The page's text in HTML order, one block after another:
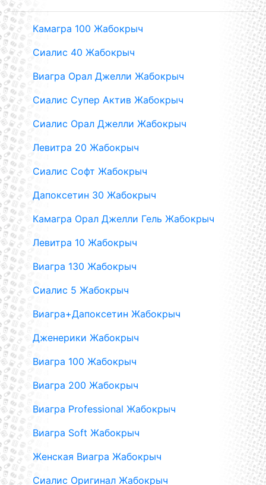
Камагра 100 Жабокрыч
Сиалис 40 Жабокрыч
Виагра Орал Джелли Жабокрыч
Сиалис Супер Актив Жабокрыч
Сиалис Орал Джелли Жабокрыч
Левитра 20 Жабокрыч
Сиалис Софт Жабокрыч
Дапоксетин 30 Жабокрыч
Камагра Орал Джелли Гель Жабокрыч
Левитра 10 Жабокрыч
Виагра 130 Жабокрыч
Сиалис 5 Жабокрыч
Виагра+Дапоксетин Жабокрыч
Дженерики Жабокрыч
Виагра 100 Жабокрыч
Виагра 200 Жабокрыч
Виагра Professional Жабокрыч
Виагра Soft Жабокрыч
Женская Виагра Жабокрыч
Сиалис Оригинал Жабокрыч